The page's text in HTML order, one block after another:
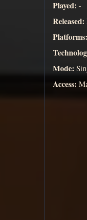
Played: -
Released:
Platforms:
Mode:
Access: